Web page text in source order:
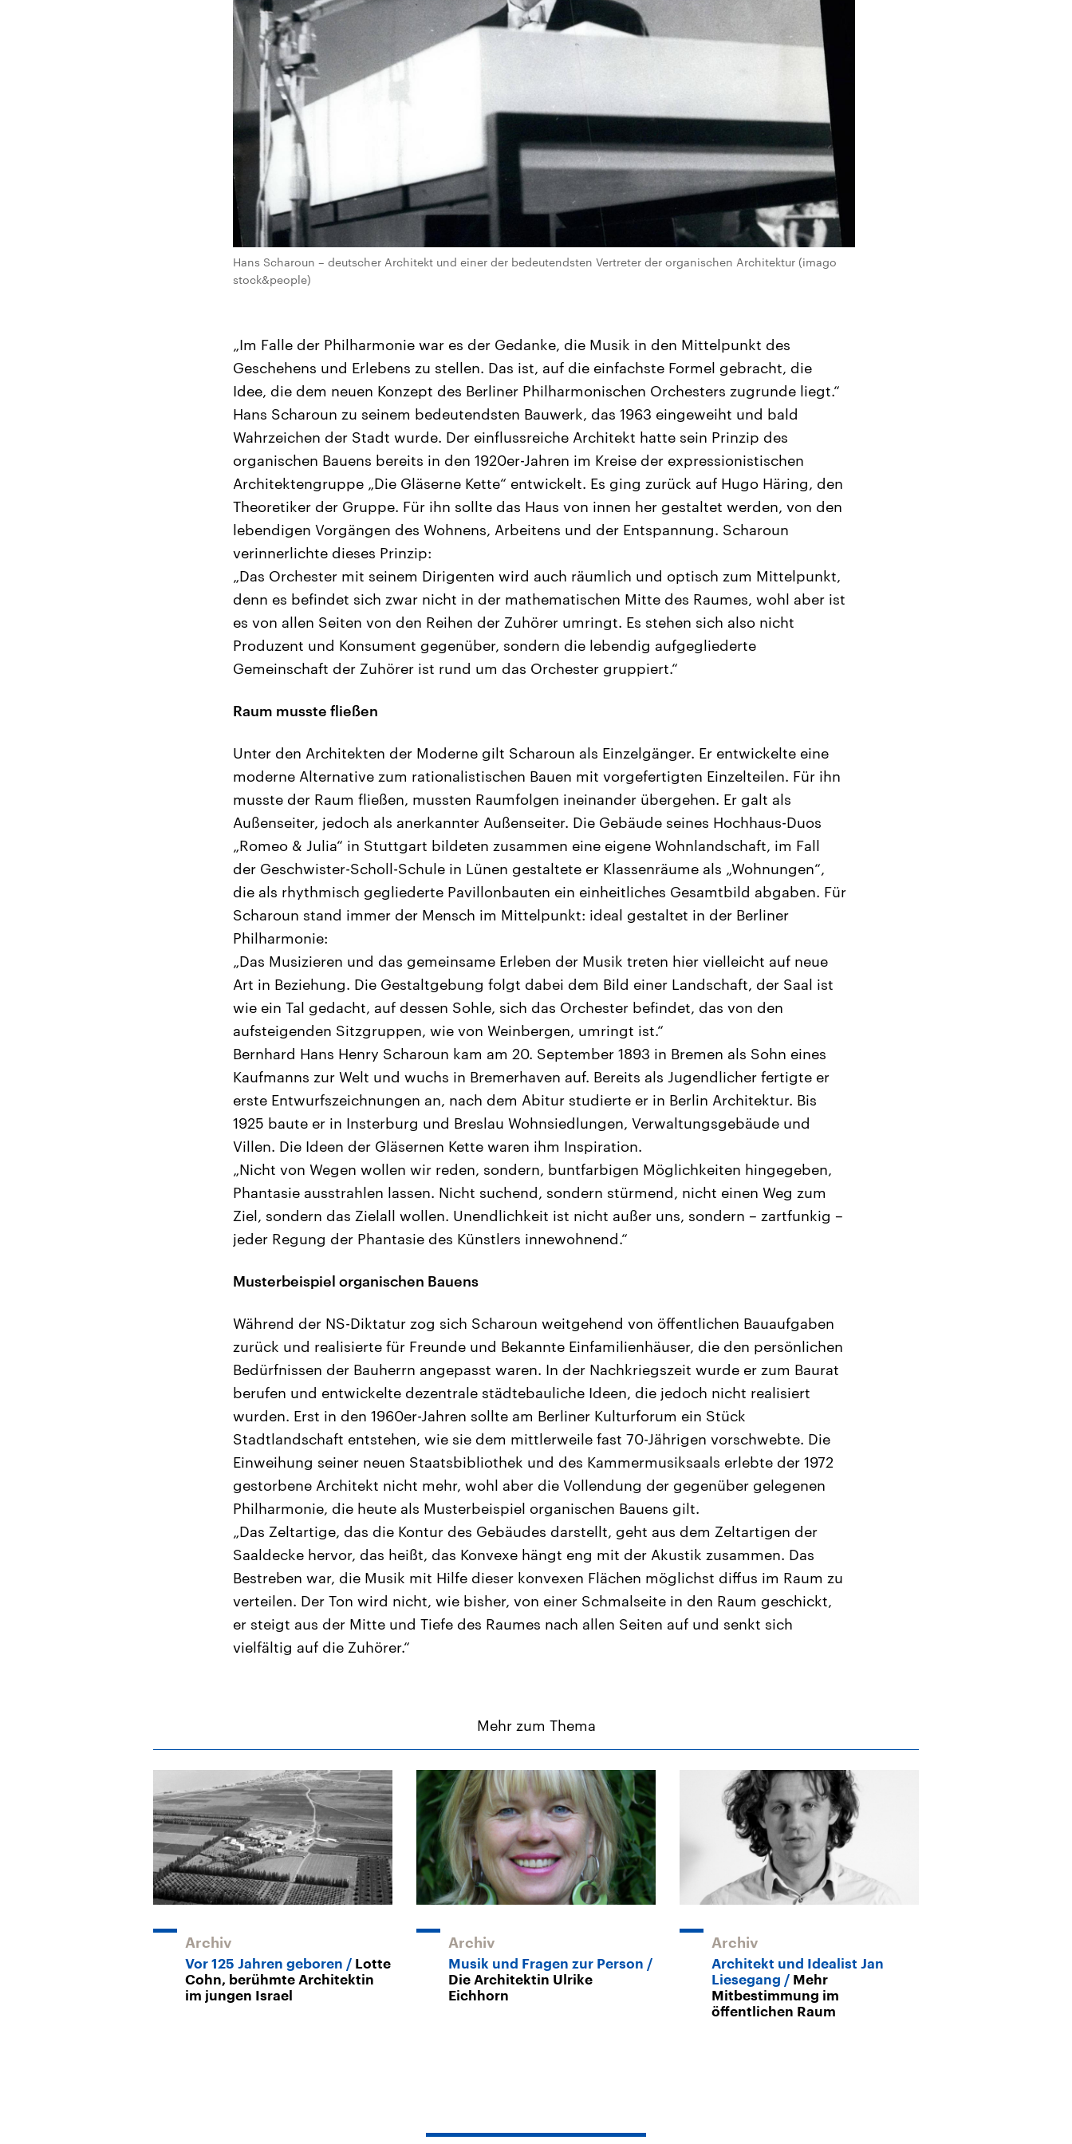
Hans Scharoun – deutscher Architekt und einer der bedeutendsten Vertreter der organischen Architektur (imago
stock&people)
„Im Falle der Philharmonie war es der Gedanke, die Musik in den Mittelpunkt des
Geschehens und Erlebens zu stellen. Das ist, auf die einfachste Formel gebracht, die
Idee, die dem neuen Konzept des Berliner Philharmonischen Orchesters zugrunde liegt.“
Hans Scharoun zu seinem bedeutendsten Bauwerk, das 1963 eingeweiht und bald
Wahrzeichen der Stadt wurde. Der einflussreiche Architekt hatte sein Prinzip des
organischen Bauens bereits in den 1920er-Jahren im Kreise der expressionistischen
Architektengruppe „Die Gläserne Kette“ entwickelt. Es ging zurück auf Hugo Häring, den
Theoretiker der Gruppe. Für ihn sollte das Haus von innen her gestaltet werden, von den
lebendigen Vorgängen des Wohnens, Arbeitens und der Entspannung. Scharoun
verinnerlichte dieses Prinzip:
„Das Orchester mit seinem Dirigenten wird auch räumlich und optisch zum Mittelpunkt,
denn es befindet sich zwar nicht in der mathematischen Mitte des Raumes, wohl aber ist
es von allen Seiten von den Reihen der Zuhörer umringt. Es stehen sich also nicht
Produzent und Konsument gegenüber, sondern die lebendig aufgegliederte
Gemeinschaft der Zuhörer ist rund um das Orchester gruppiert.“
Raum musste fließen
Unter den Architekten der Moderne gilt Scharoun als Einzelgänger. Er entwickelte eine
moderne Alternative zum rationalistischen Bauen mit vorgefertigten Einzelteilen. Für ihn
musste der Raum fließen, mussten Raumfolgen ineinander übergehen. Er galt als
Außenseiter, jedoch als anerkannter Außenseiter. Die Gebäude seines Hochhaus-Duos
„Romeo & Julia“ in Stuttgart bildeten zusammen eine eigene Wohnlandschaft, im Fall
der Geschwister-Scholl-Schule in Lünen gestaltete er Klassenräume als „Wohnungen“,
die als rhythmisch gegliederte Pavillonbauten ein einheitliches Gesamtbild abgaben. Für
Scharoun stand immer der Mensch im Mittelpunkt: ideal gestaltet in der Berliner
Philharmonie:
„Das Musizieren und das gemeinsame Erleben der Musik treten hier vielleicht auf neue
Art in Beziehung. Die Gestaltgebung folgt dabei dem Bild einer Landschaft, der Saal ist
wie ein Tal gedacht, auf dessen Sohle, sich das Orchester befindet, das von den
aufsteigenden Sitzgruppen, wie von Weinbergen, umringt ist.“
Bernhard Hans Henry Scharoun kam am 20. September 1893 in Bremen als Sohn eines
Kaufmanns zur Welt und wuchs in Bremerhaven auf. Bereits als Jugendlicher fertigte er
erste Entwurfszeichnungen an, nach dem Abitur studierte er in Berlin Architektur. Bis
1925 baute er in Insterburg und Breslau Wohnsiedlungen, Verwaltungsgebäude und
Villen. Die Ideen der Gläsernen Kette waren ihm Inspiration.
„Nicht von Wegen wollen wir reden, sondern, buntfarbigen Möglichkeiten hingegeben,
Phantasie ausstrahlen lassen. Nicht suchend, sondern stürmend, nicht einen Weg zum
Ziel, sondern das Zielall wollen. Unendlichkeit ist nicht außer uns, sondern – zartfunkig –
jeder Regung der Phantasie des Künstlers innewohnend.“
Musterbeispiel organischen Bauens
Während der NS-Diktatur zog sich Scharoun weitgehend von öffentlichen Bauaufgaben
zurück und realisierte für Freunde und Bekannte Einfamilienhäuser, die den persönlichen
Bedürfnissen der Bauherrn angepasst waren. In der Nachkriegszeit wurde er zum Baurat
berufen und entwickelte dezentrale städtebauliche Ideen, die jedoch nicht realisiert
wurden. Erst in den 1960er-Jahren sollte am Berliner Kulturforum ein Stück
Stadtlandschaft entstehen, wie sie dem mittlerweile fast 70-Jährigen vorschwebte. Die
Einweihung seiner neuen Staatsbibliothek und des Kammermusiksaals erlebte der 1972
gestorbene Architekt nicht mehr, wohl aber die Vollendung der gegenüber gelegenen
Philharmonie, die heute als Musterbeispiel organischen Bauens gilt.
„Das Zeltartige, das die Kontur des Gebäudes darstellt, geht aus dem Zeltartigen der
Saaldecke hervor, das heißt, das Konvexe hängt eng mit der Akustik zusammen. Das
Bestreben war, die Musik mit Hilfe dieser konvexen Flächen möglichst diffus im Raum zu
verteilen. Der Ton wird nicht, wie bisher, von einer Schmalseite in den Raum geschickt,
er steigt aus der Mitte und Tiefe des Raumes nach allen Seiten auf und senkt sich
vielfältig auf die Zuhörer.“
Mehr zum Thema
Archiv
Vor 125 Jahren geboren
Lotte
Cohn, berühmte Architektin
im jungen Israel
Archiv
Musik und Fragen zur Person
Die Architektin Ulrike
Eichhorn
Archiv
Architekt und Idealist Jan
Liesegang
Mehr
Mitbestimmung im
öffentlichen Raum